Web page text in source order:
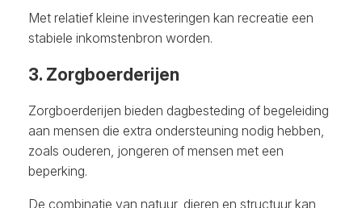
Met relatief kleine investeringen kan recreatie een
stabiele inkomstenbron worden.
3. Zorgboerderijen
Zorgboerderijen bieden dagbesteding of begeleiding
aan mensen die extra ondersteuning nodig hebben,
zoals ouderen, jongeren of mensen met een
beperking.
De combinatie van natuur, dieren en structuur kan